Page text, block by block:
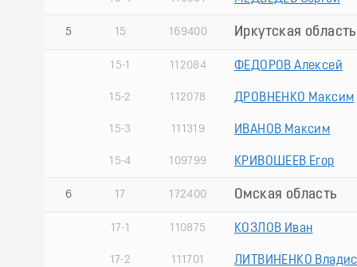
5 15 169400 Иркутская область
15-1 112084 ФЕДОРОВ Алексей
15-2 112078 ДРОВНЕНКО Максим
15-3 111319 ИВАНОВ Максим
15-4 109799 КРИВОШЕЕВ Егор
6 17 172400 Омская область
17-1 110875 КОЗЛОВ Иван
17-2 111701 ЛИТВИНЕНКО